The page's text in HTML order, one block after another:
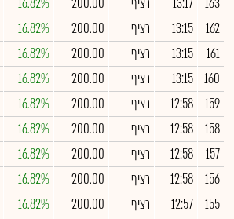
162
13:15 רציף 200.00
16.82%
161
13:15 רציף 200.00
16.82%
160
13:15 רציף 200.00
16.82%
159
12:58 רציף 200.00
16.82%
158
12:58 רציף 200.00
16.82%
157
12:58 רציף 200.00
16.82%
156
12:58 רציף 200.00
16.82%
155
12:57 רציף 200.00
16.82%